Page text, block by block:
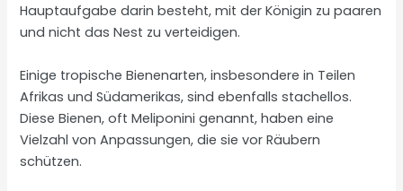
Hauptaufgabe darin besteht, mit der Königin zu paaren
und nicht das Nest zu verteidigen.
Einige tropische Bienenarten, insbesondere in Teilen
Afrikas und Südamerikas, sind ebenfalls stachellos.
Diese Bienen, oft Meliponini genannt, haben eine
Vielzahl von Anpassungen, die sie vor Räubern
schützen.